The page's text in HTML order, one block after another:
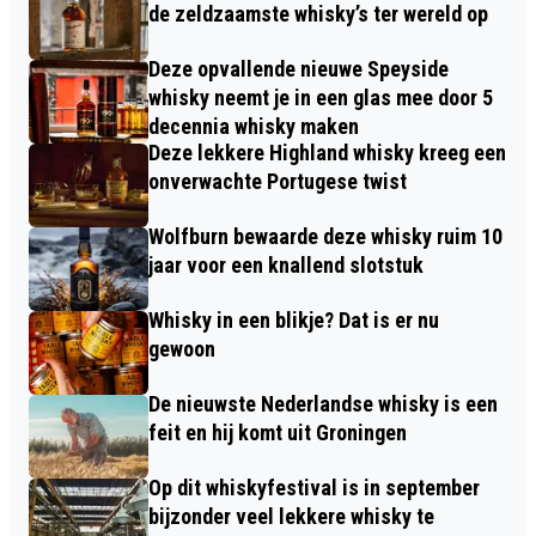
de zeldzaamste whisky’s ter wereld op
Deze opvallende nieuwe Speyside
whisky neemt je in een glas mee door 5
decennia whisky maken
Deze lekkere Highland whisky kreeg een
onverwachte Portugese twist
Wolfburn bewaarde deze whisky ruim 10
jaar voor een knallend slotstuk
Whisky in een blikje? Dat is er nu
gewoon
De nieuwste Nederlandse whisky is een
feit en hij komt uit Groningen
Op dit whiskyfestival is in september
bijzonder veel lekkere whisky te